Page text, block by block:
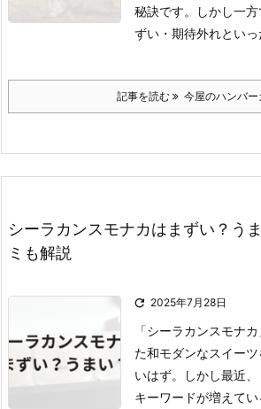
秘訣です。
しかし一
ずい ・期待外れとい
記事を読む 今屋のハンバー
シーラカンスモナカはまずい？う
ミも解説
 2025年7月28日
「シーラカンスモナ
た和モダンなスイー
いはず。
しかし最近
キーワードが増えて